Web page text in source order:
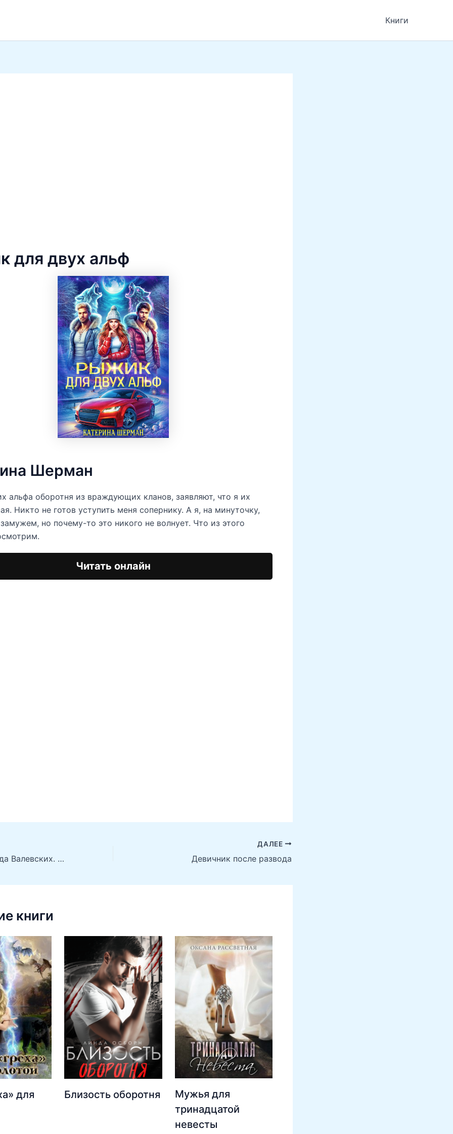
Книги
для двух альф
Шерман
альфа оборотня из враждующих кланов, заявляют, что я их
Никто не готов уступить меня сопернику. А я, на минуточку,
но почему-то это никого не волнует. Что из этого
Читать онлайн
Смертник из рода Валевских. Книга 4
ДАЛЕЕ
Девичник после развода
книги
для Близость оборотня
Мужья для
тринадцатой
невесты